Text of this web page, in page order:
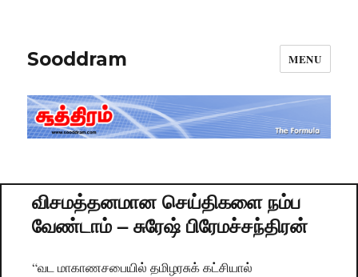
Sooddram MENU
விசமத்தனமான செய்திகளை நம்ப
வேண்டாம் – சுரேஷ் பிரேமச்சந்திரன்
“வட மாகாணசபையில் தமிழரசுக் கட்சியால்